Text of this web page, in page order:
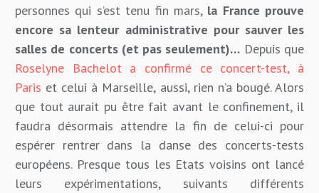
personnes qui s’est tenu fin mars, la France prouve
encore sa lenteur administrative pour sauver les
salles de concerts (et pas seulement)… Depuis que
Roselyne Bachelot a confirmé ce concert-test, à
Paris et celui à Marseille, aussi, rien n’a bougé. Alors
que tout aurait pu être fait avant le confinement, il
faudra désormais attendre la fin de celui-ci pour
espérer rentrer dans la danse des concerts-tests
européens. Presque tous les Etats voisins ont lancé
leurs expérimentations, suivants différents